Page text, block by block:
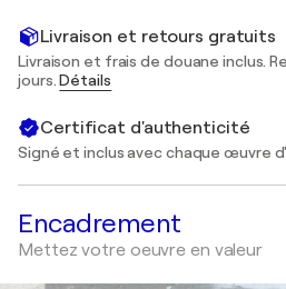
Livraison et retours gratuits
Livraison et frais de douane inclus.
jours.Détails
Certificat d'authenticité
Signé et inclus avec chaque œuvre
Encadrement
Mettez votre oeuvre en valeur